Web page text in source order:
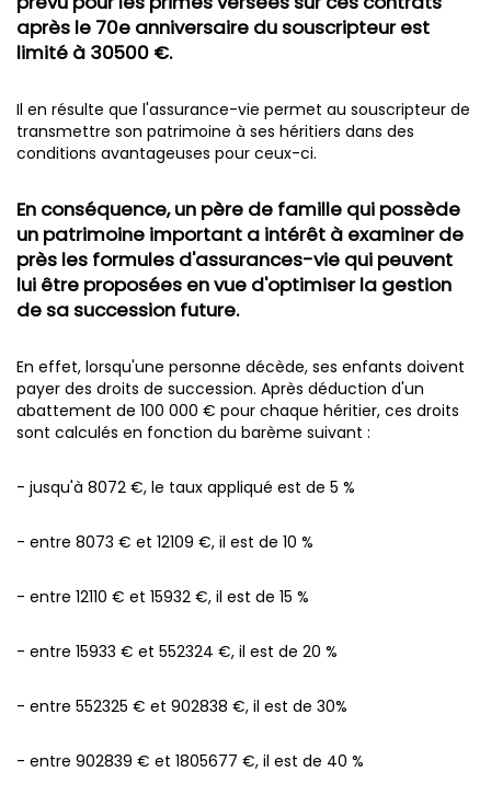
après le 70e anniversaire du souscripteur est
limité à 30500 €.
Il en résulte que l'assurance-vie permet au souscripteur de
transmettre son patrimoine à ses héritiers dans des
conditions avantageuses pour ceux-ci.
En conséquence, un père de famille qui possède
un patrimoine important a intérêt à examiner de
près les formules d'assurances-vie qui peuvent
lui être proposées en vue d'optimiser la gestion
de sa succession future.
En effet, lorsqu'une personne décède, ses enfants doivent
payer des droits de succession. Après déduction d'un
abattement de 100 000 € pour chaque héritier, ces droits
sont calculés en fonction du barème suivant :
- jusqu'à 8072 €, le taux appliqué est de 5 %
- entre 8073 € et 12109 €, il est de 10 %
- entre 12110 € et 15932 €, il est de 15 %
- entre 15933 € et 552324 €, il est de 20 %
- entre 552325 € et 902838 €, il est de 30%
- entre 902839 € et 1805677 €, il est de 40 %